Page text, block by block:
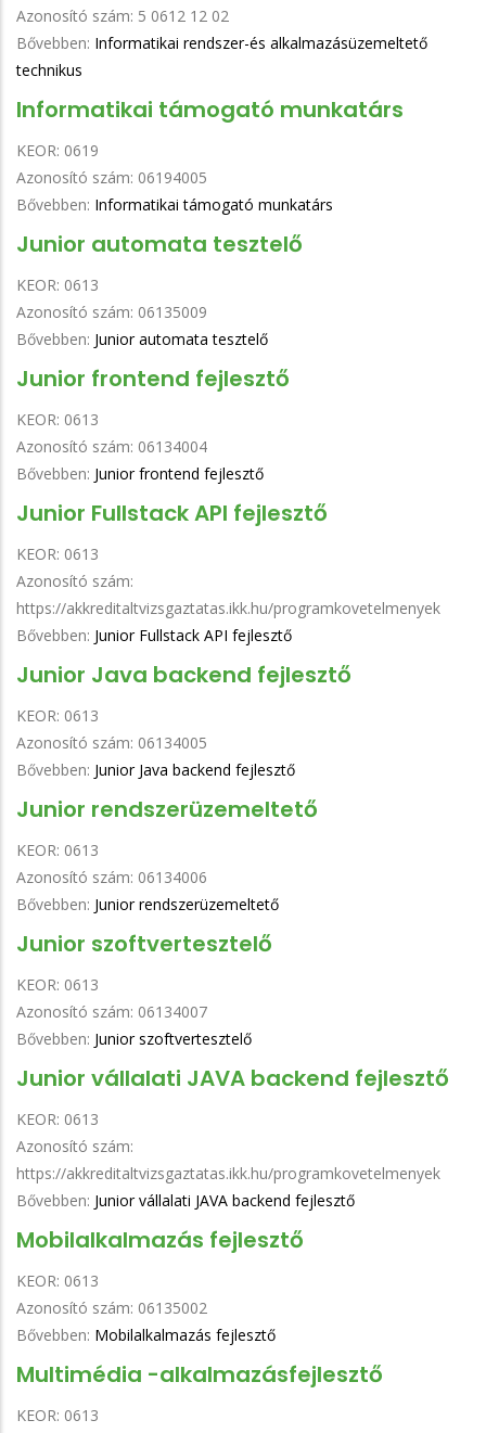
Azonosító szám: 5 0612 12 02
Bővebben: Informatikai rendszer-és alkalmazásüzemeltető
technikus
Informatikai támogató munkatárs
KEOR: 0619
Azonosító szám: 06194005
Bővebben: Informatikai támogató munkatárs
Junior automata tesztelő
KEOR: 0613
Azonosító szám: 06135009
Bővebben: Junior automata tesztelő
Junior frontend fejlesztő
KEOR: 0613
Azonosító szám: 06134004
Bővebben: Junior frontend fejlesztő
Junior Fullstack API fejlesztő
KEOR: 0613
Azonosító szám:
https://akkreditaltvizsgaztatas.ikk.hu/programkovetelmenyek
Bővebben: Junior Fullstack API fejlesztő
Junior Java backend fejlesztő
KEOR: 0613
Azonosító szám: 06134005
Bővebben: Junior Java backend fejlesztő
Junior rendszerüzemeltető
KEOR: 0613
Azonosító szám: 06134006
Bővebben: Junior rendszerüzemeltető
Junior szoftvertesztelő
KEOR: 0613
Azonosító szám: 06134007
Bővebben: Junior szoftvertesztelő
Junior vállalati JAVA backend fejlesztő
KEOR: 0613
Azonosító szám:
https://akkreditaltvizsgaztatas.ikk.hu/programkovetelmenyek
Bővebben: Junior vállalati JAVA backend fejlesztő
Mobilalkalmazás fejlesztő
KEOR: 0613
Azonosító szám: 06135002
Bővebben: Mobilalkalmazás fejlesztő
Multimédia -alkalmazásfejlesztő
KEOR: 0613